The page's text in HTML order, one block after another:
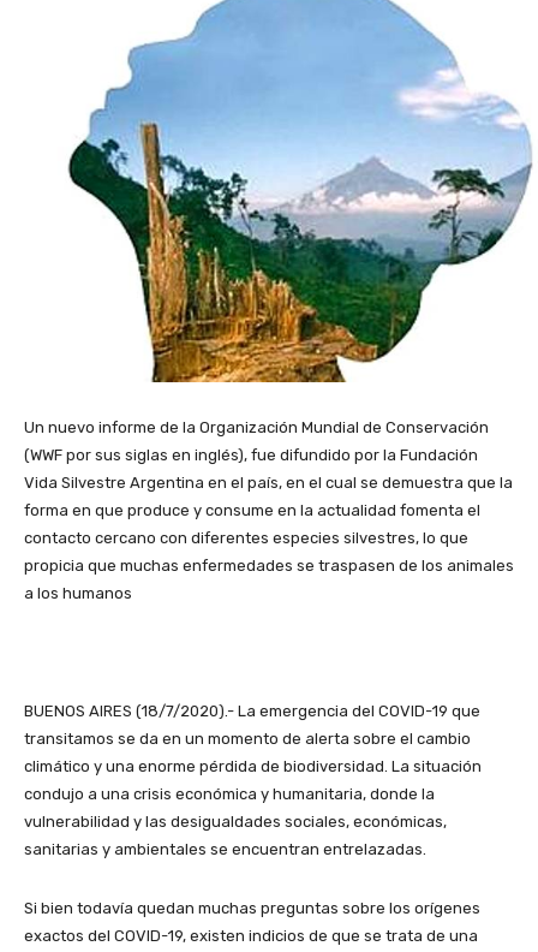
Un nuevo informe de la Organización Mundial de Conservación
(WWF por sus siglas en inglés), fue difundido por la Fundación
Vida Silvestre Argentina en el país, en el cual se demuestra que la
forma en que produce y consume en la actualidad fomenta el
contacto cercano con diferentes especies silvestres, lo que
propicia que muchas enfermedades se traspasen de los animales
a los humanos
BUENOS AIRES (18/7/2020).- La emergencia del COVID-19 que
transitamos se da en un momento de alerta sobre el cambio
climático y una enorme pérdida de biodiversidad. La situación
condujo a una crisis económica y humanitaria, donde la
vulnerabilidad y las desigualdades sociales, económicas,
sanitarias y ambientales se encuentran entrelazadas.
Si bien todavía quedan muchas preguntas sobre los orígenes
exactos del COVID-19, existen indicios de que se trata de una